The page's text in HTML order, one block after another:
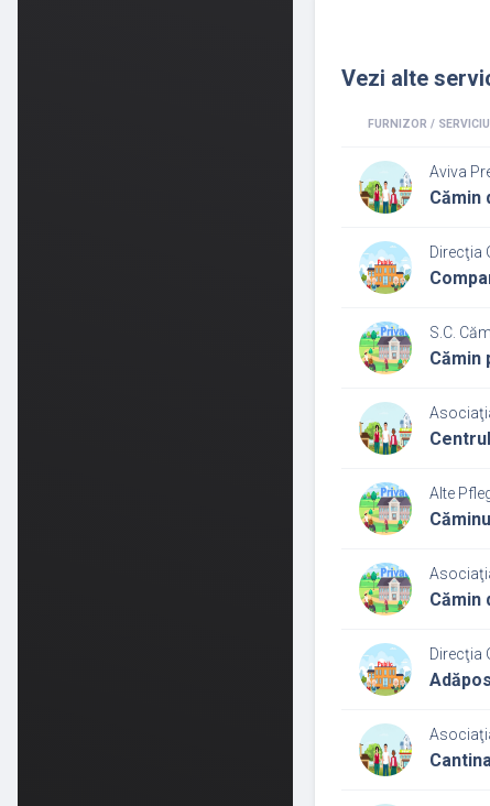
Vezi alte
FURNIZOR / SERVICIU
Aviva
Cămin
Direcţia
S.C.
Cămin
Alte
Cămin
Direcţia